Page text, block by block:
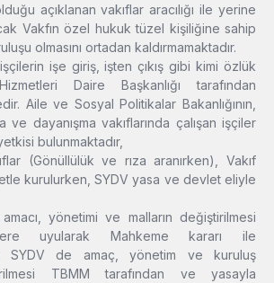
açıklanan vakıflar aracılığı ile yerine
Vakfın özel hukuk tüzel kişiliğine sahip
olmasını ortadan kaldırmamaktadır.
işe giriş, işten çıkış gibi kimi özlük
Daire Başkanlığı tarafından
Aile ve Sosyal Politikalar Bakanlığının,
ve dayanışma vakıflarında çalışan işçiler
bulunmaktadır,
(Gönüllülük ve rıza aranırken), Vakıf
kurulurken, SYDV yasa ve devlet eliyle
yönetimi ve malların değiştirilmesi
uyularak Mahkeme kararı ile
SYDV de amaç, yönetim ve kuruluş
TBMM tarafından ve yasayla